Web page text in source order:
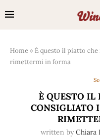
Home » È questo il piatto
rimettermi in forma
È QUESTO
CONSIGLIATO
written by Chiara